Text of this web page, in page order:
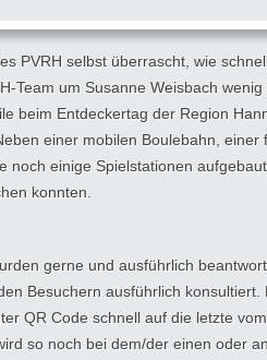
PVRH selbst überrascht, wie
Team um Susanne Weisbach wenig
beim Entdeckertag der Region
einer mobilen Boulebahn, einer
noch einige Spielstationen
konnten.
gerne und ausführlich
Besuchern ausführlich konsultiert.
QR Code schnell auf die letzte
so noch bei dem/der einen oder